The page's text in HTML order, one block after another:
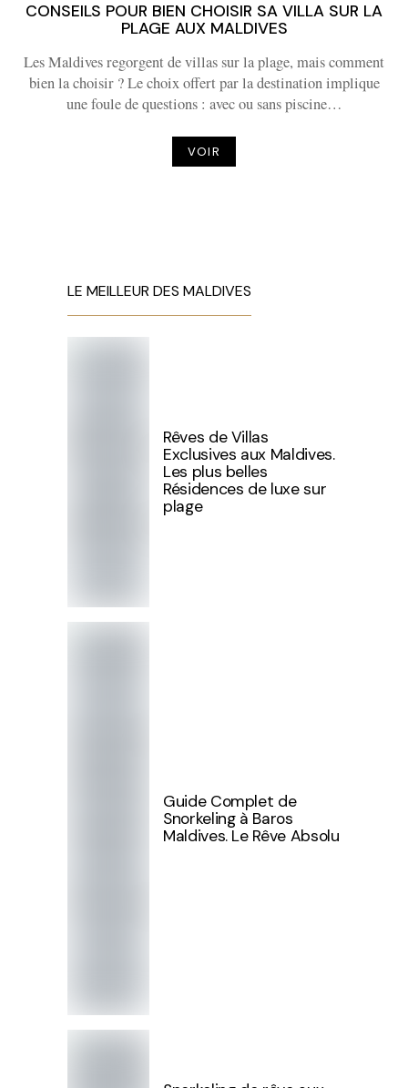
CONSEILS POUR BIEN CHOISIR SA VILLA SUR LA
PLAGE AUX MALDIVES
Les Maldives regorgent de villas sur la plage, mais comment
bien la choisir ? Le choix offert par la destination implique
une foule de questions : avec ou sans piscine…
VOIR
LE MEILLEUR DES MALDIVES
Rêves de Villas
Exclusives aux Maldives.
Les plus belles
Résidences de luxe sur
plage
Guide Complet de
Snorkeling à Baros
Maldives. Le Rêve Absolu